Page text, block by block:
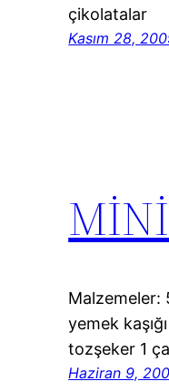
çikolatalar
Kasım 28,
Malzemeler:
yemek
tozşeker 1
Haziran 9,